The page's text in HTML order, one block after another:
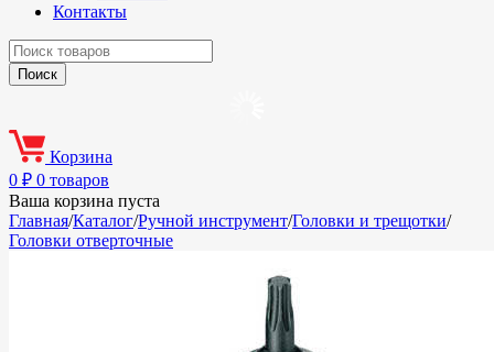
Контакты
Корзина
0 ₽ 0 товаров
Ваша корзина пуста
Главная/Каталог/Ручной инструмент/Головки и трещотки/
Головки отверточные